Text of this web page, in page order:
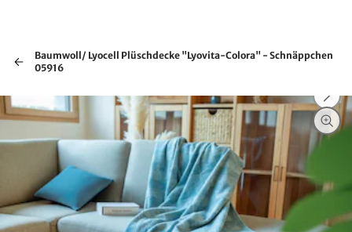
Baumwoll/ Lyocell Plüschdecke "Lyovita-Colora" - Schnäppchen
05916